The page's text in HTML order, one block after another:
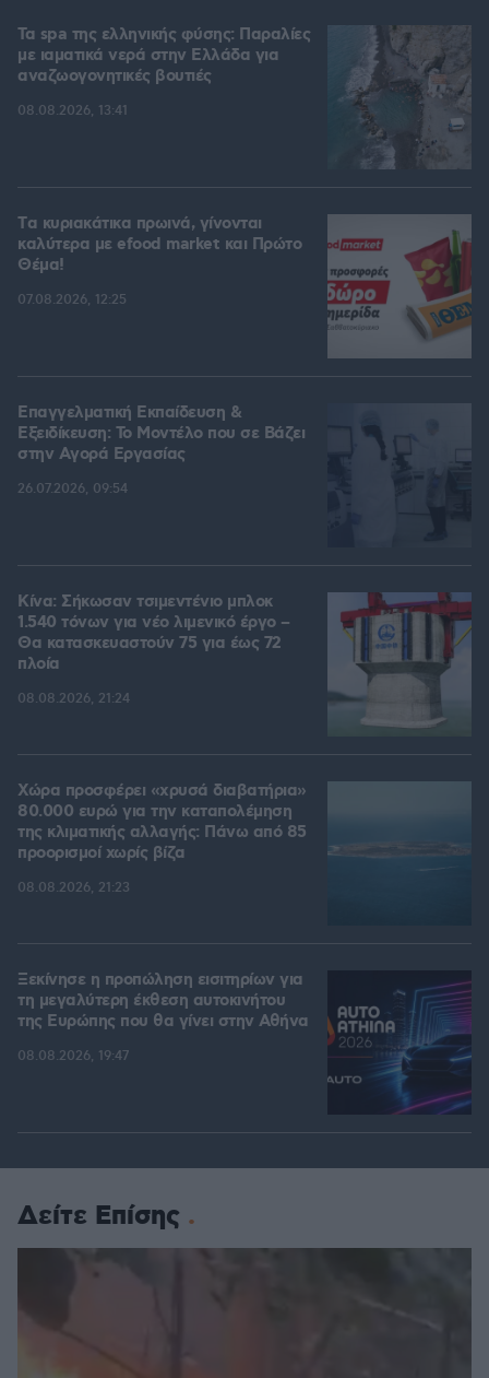
Τα spa της ελληνικής φύσης: Παραλίες
με ιαματικά νερά στην Ελλάδα για
αναζωογονητικές βουτιές
08.08.2026, 13:41
Tα κυριακάτικα πρωινά, γίνονται
καλύτερα με efood market και Πρώτο
Θέμα!
07.08.2026, 12:25
Επαγγελματική Εκπαίδευση &
Εξειδίκευση: Το Mοντέλο που σε Bάζει
στην Aγορά Eργασίας
26.07.2026, 09:54
Κίνα: Σήκωσαν τσιμεντένιο μπλοκ
1.540 τόνων για νέο λιμενικό έργο –
Θα κατασκευαστούν 75 για έως 72
πλοία
08.08.2026, 21:24
Χώρα προσφέρει «χρυσά διαβατήρια»
80.000 ευρώ για την καταπολέμηση
της κλιματικής αλλαγής: Πάνω από 85
προορισμοί χωρίς βίζα
08.08.2026, 21:23
Ξεκίνησε η προπώληση εισιτηρίων για
τη μεγαλύτερη έκθεση αυτοκινήτου
της Ευρώπης που θα γίνει στην Αθήνα
08.08.2026, 19:47
Δείτε Επίσης